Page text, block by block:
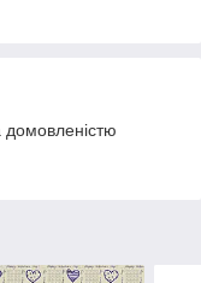
домовленістю